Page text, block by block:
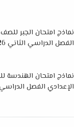
نماذج امتحان الجبر
نماذج امتحان الهندسة